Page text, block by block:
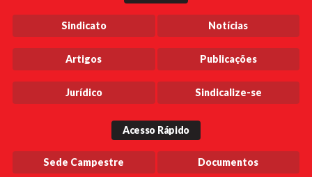
Sindicato Notícias
Artigos Publicações
Jurídico Sindicalize-se
Acesso Rápido
Sede Campestre Documentos